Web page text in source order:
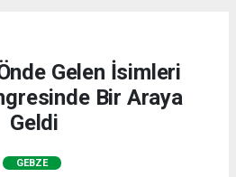
Gelen İsimleri
Bir Araya
Geldi
GEBZE